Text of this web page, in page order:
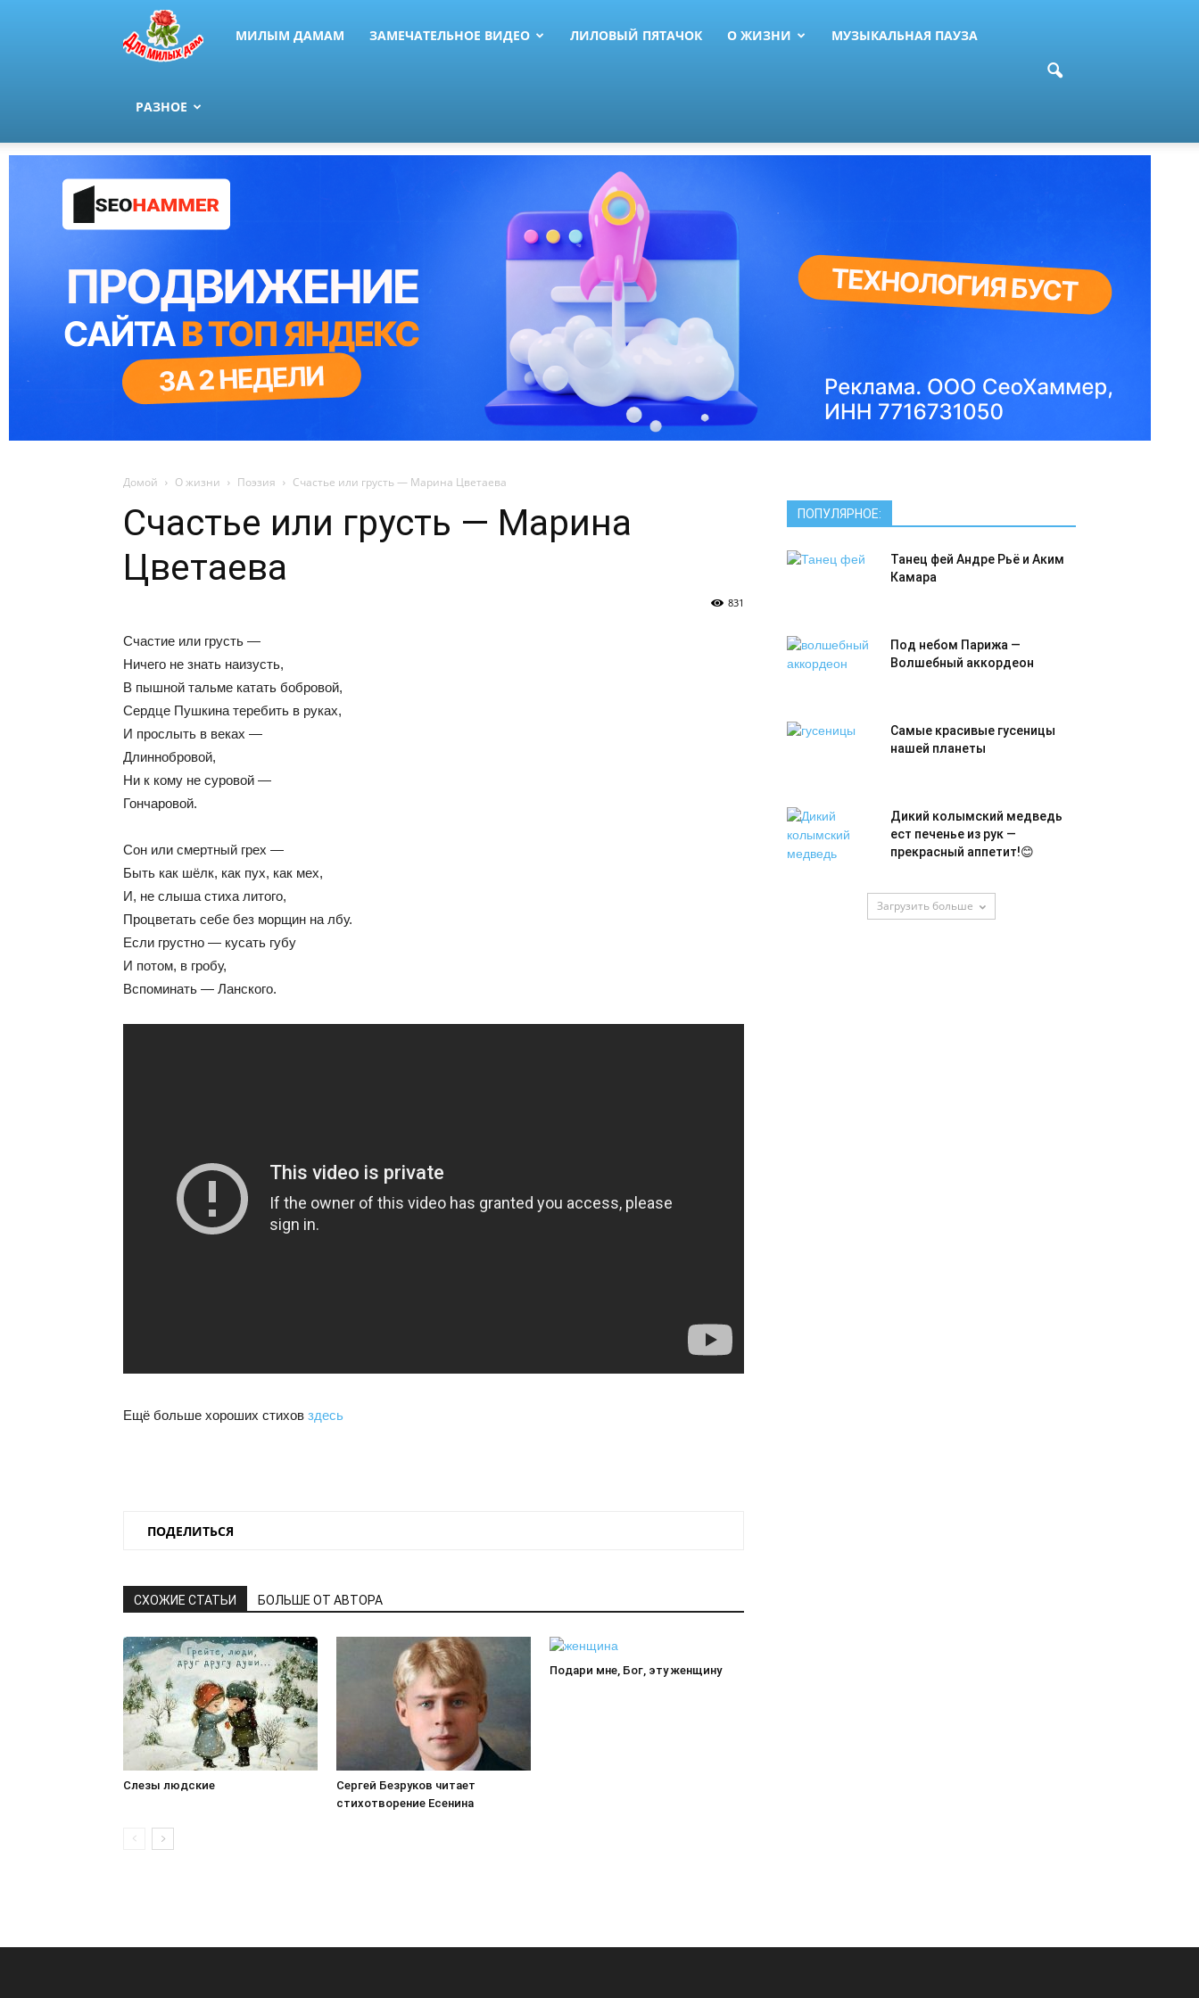
МИЛЫМ ДАМАМ ЗАМЕЧАТЕЛЬНОЕ ВИДЕО ЛИЛОВЫЙ ПЯТАЧОК О ЖИЗНИ МУЗЫКАЛЬНАЯ ПАУЗА
РАЗНОЕ
Домой О жизни Поэзия Счастье или грусть — Марина Цветаева
Счастье или грусть — Марина
Цветаева
831
Счастие или грусть —
Ничего не знать наизусть,
В пышной тальме катать бобровой,
Сердце Пушкина теребить в руках,
И прослыть в веках —
Длиннобровой,
Ни к кому не суровой —
Гончаровой.
Сон или смертный грех —
Быть как шёлк, как пух, как мех,
И, не слыша стиха литого,
Процветать себе без морщин на лбу.
Если грустно — кусать губу
И потом, в гробу,
Вспоминать — Ланского.
Ещё больше хороших стихов здесь
ПОДЕЛИТЬСЯ
СХОЖИЕ СТАТЬИ БОЛЬШЕ ОТ АВТОРА
Слезы людские
Сергей Безруков читает
стихотворение Есенина
Подари мне, Бог, эту женщину
ПОПУЛЯРНОЕ:
Танец фей Андре Рьё и Аким
Камара
Под небом Парижа —
Волшебный аккордеон
Самые красивые гусеницы
нашей планеты
Дикий колымский медведь
ест печенье из рук —
прекрасный аппетит!😊
Загрузить больше